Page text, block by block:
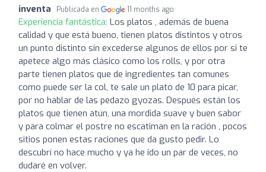
inventa Publicada en 11 months ago
Experiencia fantástica: Los platos , además de buena
calidad y que está bueno, tienen platos distintos y otros
un punto distinto sin excederse algunos de ellos por si te
apetece algo más clásico como los rolls, y por otra
parte tienen platos que de ingredientes tan comunes
como puede ser la col, te sale un plato de 10 para picar,
por no hablar de las pedazo gyozas. Después están los
platos que tienen atún, una mordida suave y buen sabor
y para colmar el postre no escatiman en la ración , pocos
sitios ponen estas raciones que da gusto pedir. Lo
descubrí no hace mucho y ya he ido un par de veces, no
dudaré en volver.